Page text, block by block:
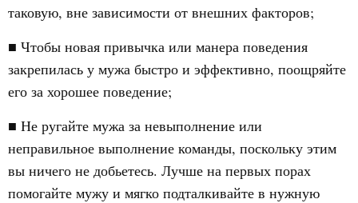
таковую, вне зависимости от внешних факторов;
■ Чтобы новая привычка или манера поведения
закрепилась у мужа быстро и эффективно, поощряйте
его за хорошее поведение;
■ Не ругайте мужа за невыполнение или
неправильное выполнение команды, поскольку этим
вы ничего не добьетесь. Лучше на первых порах
помогайте мужу и мягко подталкивайте в нужную